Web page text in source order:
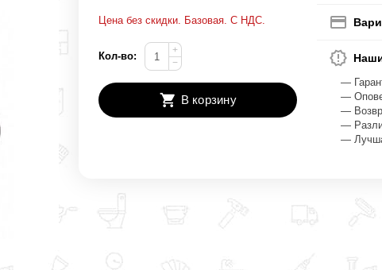
Цена без скидки. Базовая. С НДС.
Кол-во:
+
−
В корзину
—
—
—
—
—